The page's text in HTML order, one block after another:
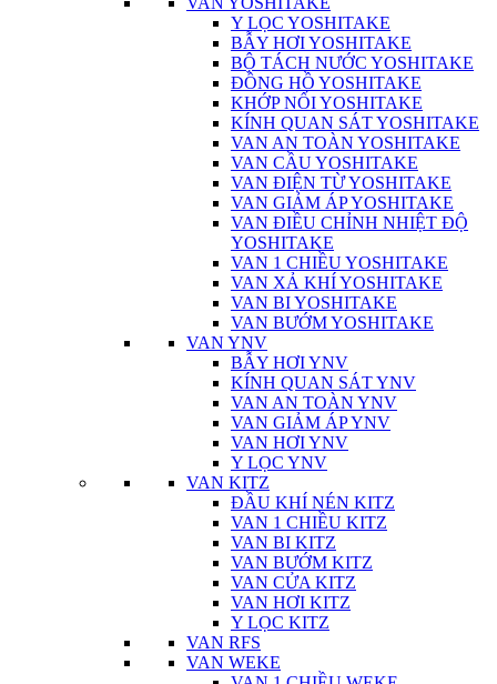
Y LỌC YOSHITAKE
BẪY HƠI YOSHITAKE
BỘ TÁCH NƯỚC YOSHITAKE
ĐỒNG HỒ YOSHITAKE
KHỚP NỐI YOSHITAKE
KÍNH QUAN SÁT YOSHITAKE
VAN AN TOÀN YOSHITAKE
VAN CẦU YOSHITAKE
VAN ĐIỆN TỪ YOSHITAKE
VAN GIẢM ÁP YOSHITAKE
VAN ĐIỀU CHỈNH NHIỆT ĐỘ
YOSHITAKE
VAN 1 CHIỀU YOSHITAKE
VAN XẢ KHÍ YOSHITAKE
VAN BI YOSHITAKE
VAN BƯỚM YOSHITAKE
VAN YNV
BẪY HƠI YNV
KÍNH QUAN SÁT YNV
VAN AN TOÀN YNV
VAN GIẢM ÁP YNV
VAN HƠI YNV
Y LỌC YNV
VAN KITZ
ĐẦU KHÍ NÉN KITZ
VAN 1 CHIỀU KITZ
VAN BI KITZ
VAN BƯỚM KITZ
VAN CỬA KITZ
VAN HƠI KITZ
Y LỌC KITZ
VAN RFS
VAN WEKE